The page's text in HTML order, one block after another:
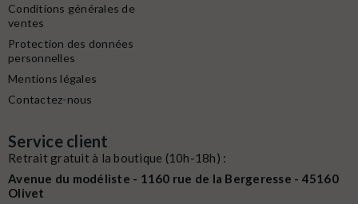
Conditions générales de
ventes
Protection des données
personnelles
Mentions légales
Contactez-nous
Service client
Retrait gratuit à la boutique (10h-18h) :
Avenue du modéliste - 1160 rue de la Bergeresse - 45160
Olivet